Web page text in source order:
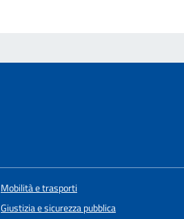
Mobilità e trasporti
Giustizia e sicurezza pubblica